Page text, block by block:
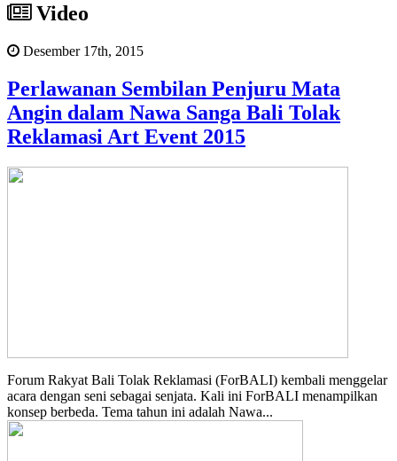
Video
Desember 17th, 2015
Perlawanan Sembilan Penjuru Mata
Angin dalam Nawa Sanga Bali Tolak
Reklamasi Art Event 2015
Forum Rakyat Bali Tolak Reklamasi (ForBALI) kembali menggelar
acara dengan seni sebagai senjata. Kali ini ForBALI menampilkan
konsep berbeda. Tema tahun ini adalah Nawa...